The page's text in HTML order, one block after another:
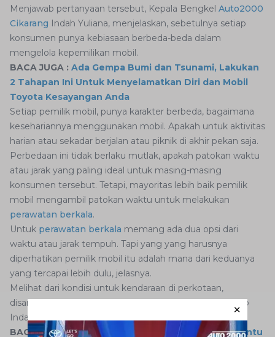
Menjawab pertanyaan tersebut, Kepala Bengkel Auto2000
Cikarang Indah Yuliana, menjelaskan, sebetulnya setiap
konsumen punya kebiasaan berbeda-beda dalam
mengelola kepemilikan mobil.
BACA JUGA : Ada Gempa Bumi dan Tsunami, Lakukan
2 Tahapan Ini Untuk Menyelamatkan Diri dan Mobil
Toyota Kesayangan Anda
Setiap pemilik mobil, punya karakter berbeda, bagaimana
kesehariannya menggunakan mobil. Apakah untuk aktivitas
harian atau sekadar berjalan atau piknik di akhir pekan saja.
Perbedaan ini tidak berlaku mutlak, apakah patokan waktu
atau jarak yang paling ideal untuk masing-masing
konsumen tersebut. Tetapi, mayoritas lebih baik pemilik
mobil mengambil patokan waktu untuk melakukan
perawatan berkala.
Untuk perawatan berkala memang ada dua opsi dari
waktu atau jarak tempuh. Tapi yang yang harusnya
diperhatikan pemilik mobil itu adalah mana dari keduanya
yang tercapai lebih dulu, jelasnya.
Melihat dari kondisi untuk kendaraan di perkotaan,
disarankan menjadikan waktu sebagai patokannya, ucap
Indah.
BACA JUGA :Ini Yang Auto2000 Lakukan Untuk Bantu